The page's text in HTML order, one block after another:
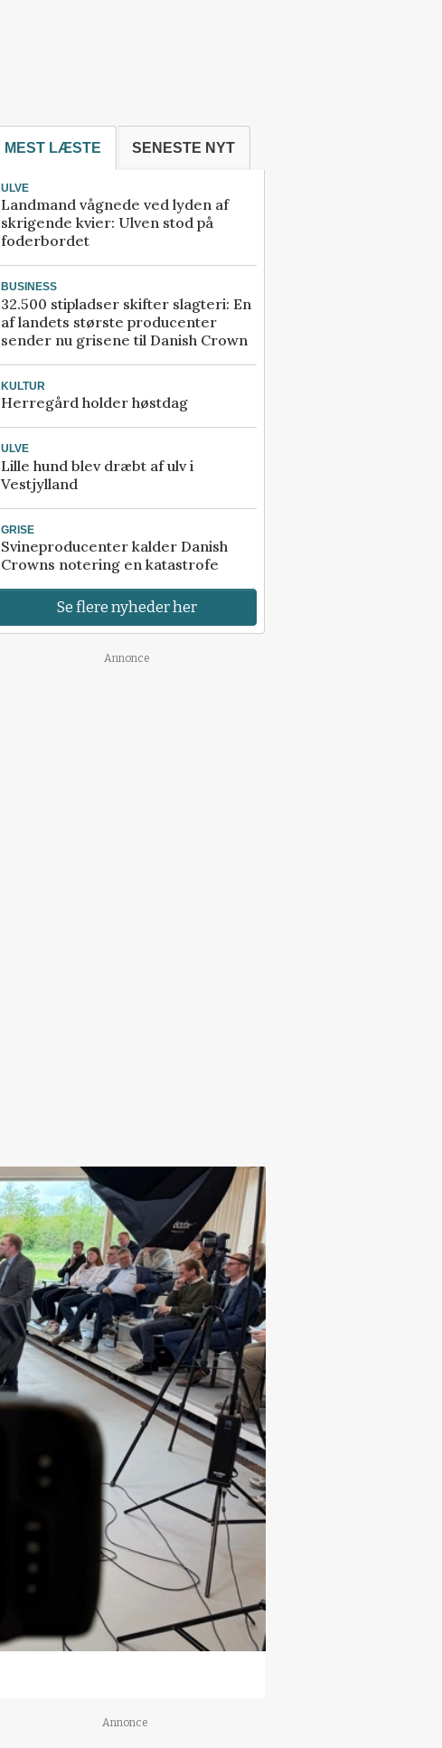
MEST LÆSTE SENESTE NYT
ULVE
Landmand vågnede ved lyden af
skrigende kvier: Ulven stod på
foderbordet
BUSINESS
32.500 stipladser skifter slagteri: En
af landets største producenter
sender nu grisene til Danish Crown
KULTUR
Herregård holder høstdag
ULVE
Lille hund blev dræbt af ulv i
Vestjylland
GRISE
Svineproducenter kalder Danish
Crowns notering en katastrofe
Se flere nyheder her
Annonce
Annonce